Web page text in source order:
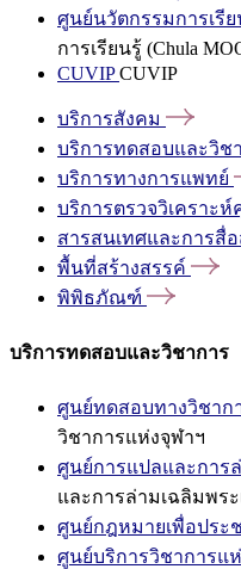
ศูนย์นวัตกรรมการเรีย
การเรียนรู้ (Chula
CUVIPCUVIP
บริการสังคม
บริการทดสอบและวิช
บริการทางการแพทย์
บริการตรวจวิเคราะ
สารสนเทศและการสื่อ
พื้นที่สร้างสรรค์
พิพิธภัณฑ์
บริการทดสอบและวิชาการ
ศูนย์ทดสอบทางวิชาก
วิชาการแห่งจุฬาฯ
ศูนย์การแปลและการ
และการล่ามเฉลิมพระ
ศูนย์กฎหมายเพื่อประ
ศูนย์บริการวิชาการแ